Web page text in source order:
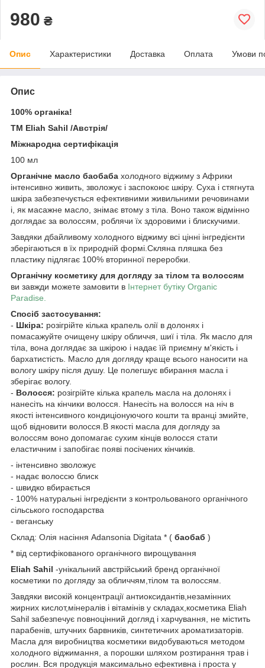
980 ₴
Опис Характеристики Доставка Оплата Умови
Опис
100% органіка!
ТМ Eliah Sahil /Австрія/
Міжнародна сертифікація
100 мл
Органічне масло баобаба холодного віджиму з Африки
інтенсивно живить, зволожує і заспокоює шкіру. Суха і стягнута
шкіра забезпечується ефективними живильними речовинами
і, як масажне масло, знімає втому з тіла. Воно також відмінно
доглядає за волоссям, роблячи їх здоровими і блискучими.
Завдяки дбайливому холодного віджиму всі цінні інгредієнти
зберігаються в їх природній формі.Скляна пляшка без
пластику підлягає 100% вторинної переробки.
Органічну косметику для догляду за тілом та волоссям
ви завжди можете замовити в Інтернет бутіку Organic
Paradise.
Спосіб застосування:
- Шкіра: розігрійте кілька крапель олії в долонях і
помасажуйте очищену шкіру обличчя, шиї і тіла. Як масло для
тіла, вона доглядає за шкірою і надає їй приємну м'якість і
бархатистість. Масло для догляду краще всього наносити на
вологу шкіру після душу. Це полегшує вбирання масла і
зберігає вологу.
- Волосся: розігрійте кілька крапель масла на долонях і
нанесіть на кінчики волосся. Нанесіть на волосся на ніч в
якості інтенсивного кондиціонуючого кошти та вранці змийте,
щоб відновити волосся.В якості масла для догляду за
волоссям воно допомагає сухим кінців волосся стати
еластичним і запобігає появі посічених кінчиків.
- інтенсивно зволожує
- надає волоссю блиск
- швидко вбирається
- 100% натуральні інгредієнти з контрольованого органічного
сільського господарства
- веганську
Склад: Олія насіння Adansonia Digitata * ( баобаб )
* від сертифікованого органічного вирощування
Eliah Sahil -унікальний австрійський бренд органічної
косметики по догляду за обличчям,тілом та волоссям.
Завдяки високій концентрації антиоксидантів,незамінних
жирних кислот,мінералів і вітамінів у складах,косметика Eliah
Sahil забезпечує повноцінний догляд і харчування, не містить
парабенів, штучних барвників, синтетичних ароматизаторів.
Масла для виробництва косметики видобуваються методом
холодного віджимання, а порошки шляхом розтирання трав і
рослин. Вся продукція максимально ефективна і проста у